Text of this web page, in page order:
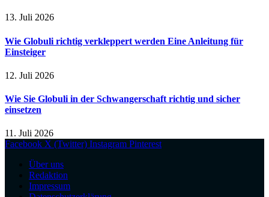
13. Juli 2026
Wie Globuli richtig verkleppert werden Eine Anleitung für
Einsteiger
12. Juli 2026
Wie Sie Globuli in der Schwangerschaft richtig und sicher
einsetzen
11. Juli 2026
Facebook X (Twitter) Instagram Pinterest
Über uns
Redaktion
Impressum